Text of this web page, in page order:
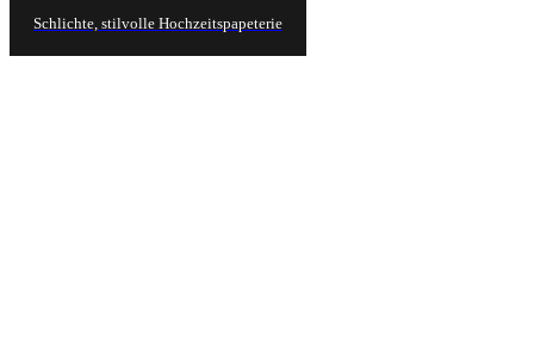
Schlichte, stilvolle Hochzeitspapeterie